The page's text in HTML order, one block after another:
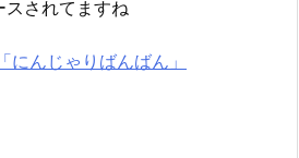
されてますね
にんじゃりばんばん」